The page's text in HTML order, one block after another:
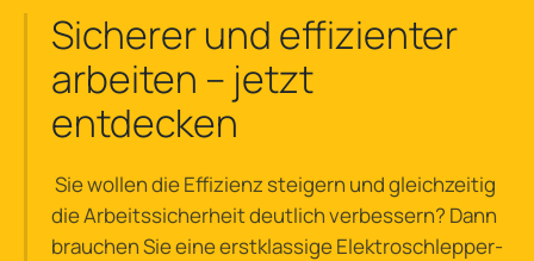
Sicherer und effizienter
arbeiten – jetzt
entdecken
Sie wollen die Effizienz steigern und gleichzeitig
die Arbeitssicherheit deutlich verbessern? Dann
brauchen Sie eine erstklassige Elektroschlepper-